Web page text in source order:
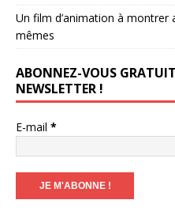
Un film d’animation à montrer
mêmes
ABONNEZ-VOUS
NEWSLETTER !
E-mail *